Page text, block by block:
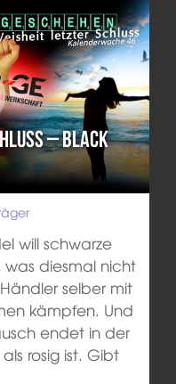
– Black
will schwarze
diesmal nicht
selber mit
kämpfen. Und
endet in der
rosig ist. Gibt